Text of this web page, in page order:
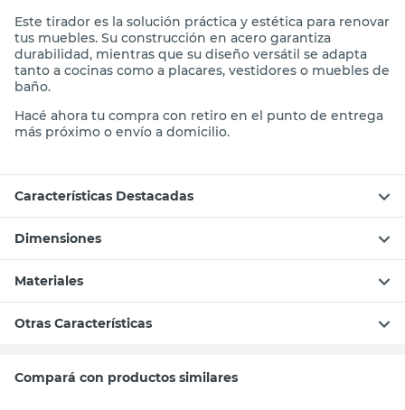
Este tirador es la solución práctica y estética para renovar
tus muebles. Su construcción en acero garantiza
durabilidad, mientras que su diseño versátil se adapta
tanto a cocinas como a placares, vestidores o muebles de
baño.
Hacé ahora tu compra con retiro en el punto de entrega
más próximo o envío a domicilio.
Características Destacadas
Dimensiones
Materiales
Otras Características
Compará con productos similares